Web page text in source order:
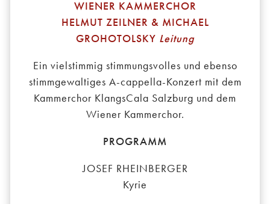
WIENER KAMMERCHOR
HELMUT ZEILNER & MICHAEL
GROHOTOLSKY Leitung
Ein vielstimmig stimmungsvolles und ebenso
stimmgewaltiges A-cappella-Konzert mit dem
Kammerchor KlangsCala Salzburg und dem
Wiener Kammerchor.
PROGRAMM
JOSEF RHEINBERGER
Kyrie